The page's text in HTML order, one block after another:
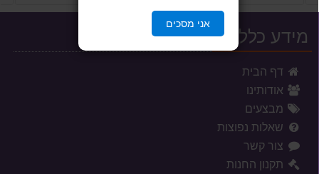
אני מסכים
מידע כללי
דף הבית
אודותינו
מבצעים
שאלות נפוצות
צור קשר
תקנון החנות